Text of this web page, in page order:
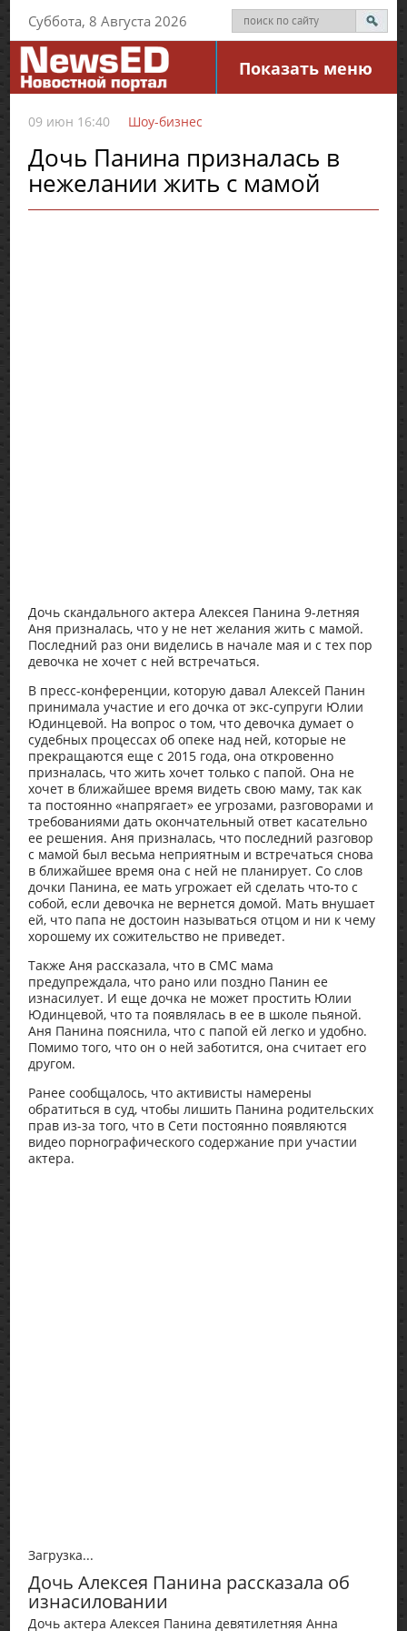
Суббота, 8 Августа 2026
Показать меню
09 июн 16:40 Шоу-бизнес
Дочь Панина призналась в
нежелании жить с мамой
Дочь скандального актера Алексея Панина 9-летняя
Аня призналась, что у не нет желания жить с мамой.
Последний раз они виделись в начале мая и с тех пор
девочка не хочет с ней встречаться.
В пресс-конференции, которую давал Алексей Панин
принимала участие и его дочка от экс-супруги Юлии
Юдинцевой. На вопрос о том, что девочка думает о
судебных процессах об опеке над ней, которые не
прекращаются еще с 2015 года, она откровенно
призналась, что жить хочет только с папой. Она не
хочет в ближайшее время видеть свою маму, так как
та постоянно «напрягает» ее угрозами, разговорами и
требованиями дать окончательный ответ касательно
ее решения. Аня призналась, что последний разговор
с мамой был весьма неприятным и встречаться снова
в ближайшее время она с ней не планирует. Со слов
дочки Панина, ее мать угрожает ей сделать что-то с
собой, если девочка не вернется домой. Мать внушает
ей, что папа не достоин называться отцом и ни к чему
хорошему их сожительство не приведет.
Также Аня рассказала, что в СМС мама
предупреждала, что рано или поздно Панин ее
изнасилует. И еще дочка не может простить Юлии
Юдинцевой, что та появлялась в ее в школе пьяной.
Аня Панина пояснила, что с папой ей легко и удобно.
Помимо того, что он о ней заботится, она считает его
другом.
Ранее сообщалось, что активисты намерены
обратиться в суд, чтобы лишить Панина родительских
прав из-за того, что в Сети постоянно появляются
видео порнографического содержание при участии
актера.
Загрузка...
Дочь Алексея Панина рассказала об
изнасиловании
Дочь актера Алексея Панина девятилетняя Анна